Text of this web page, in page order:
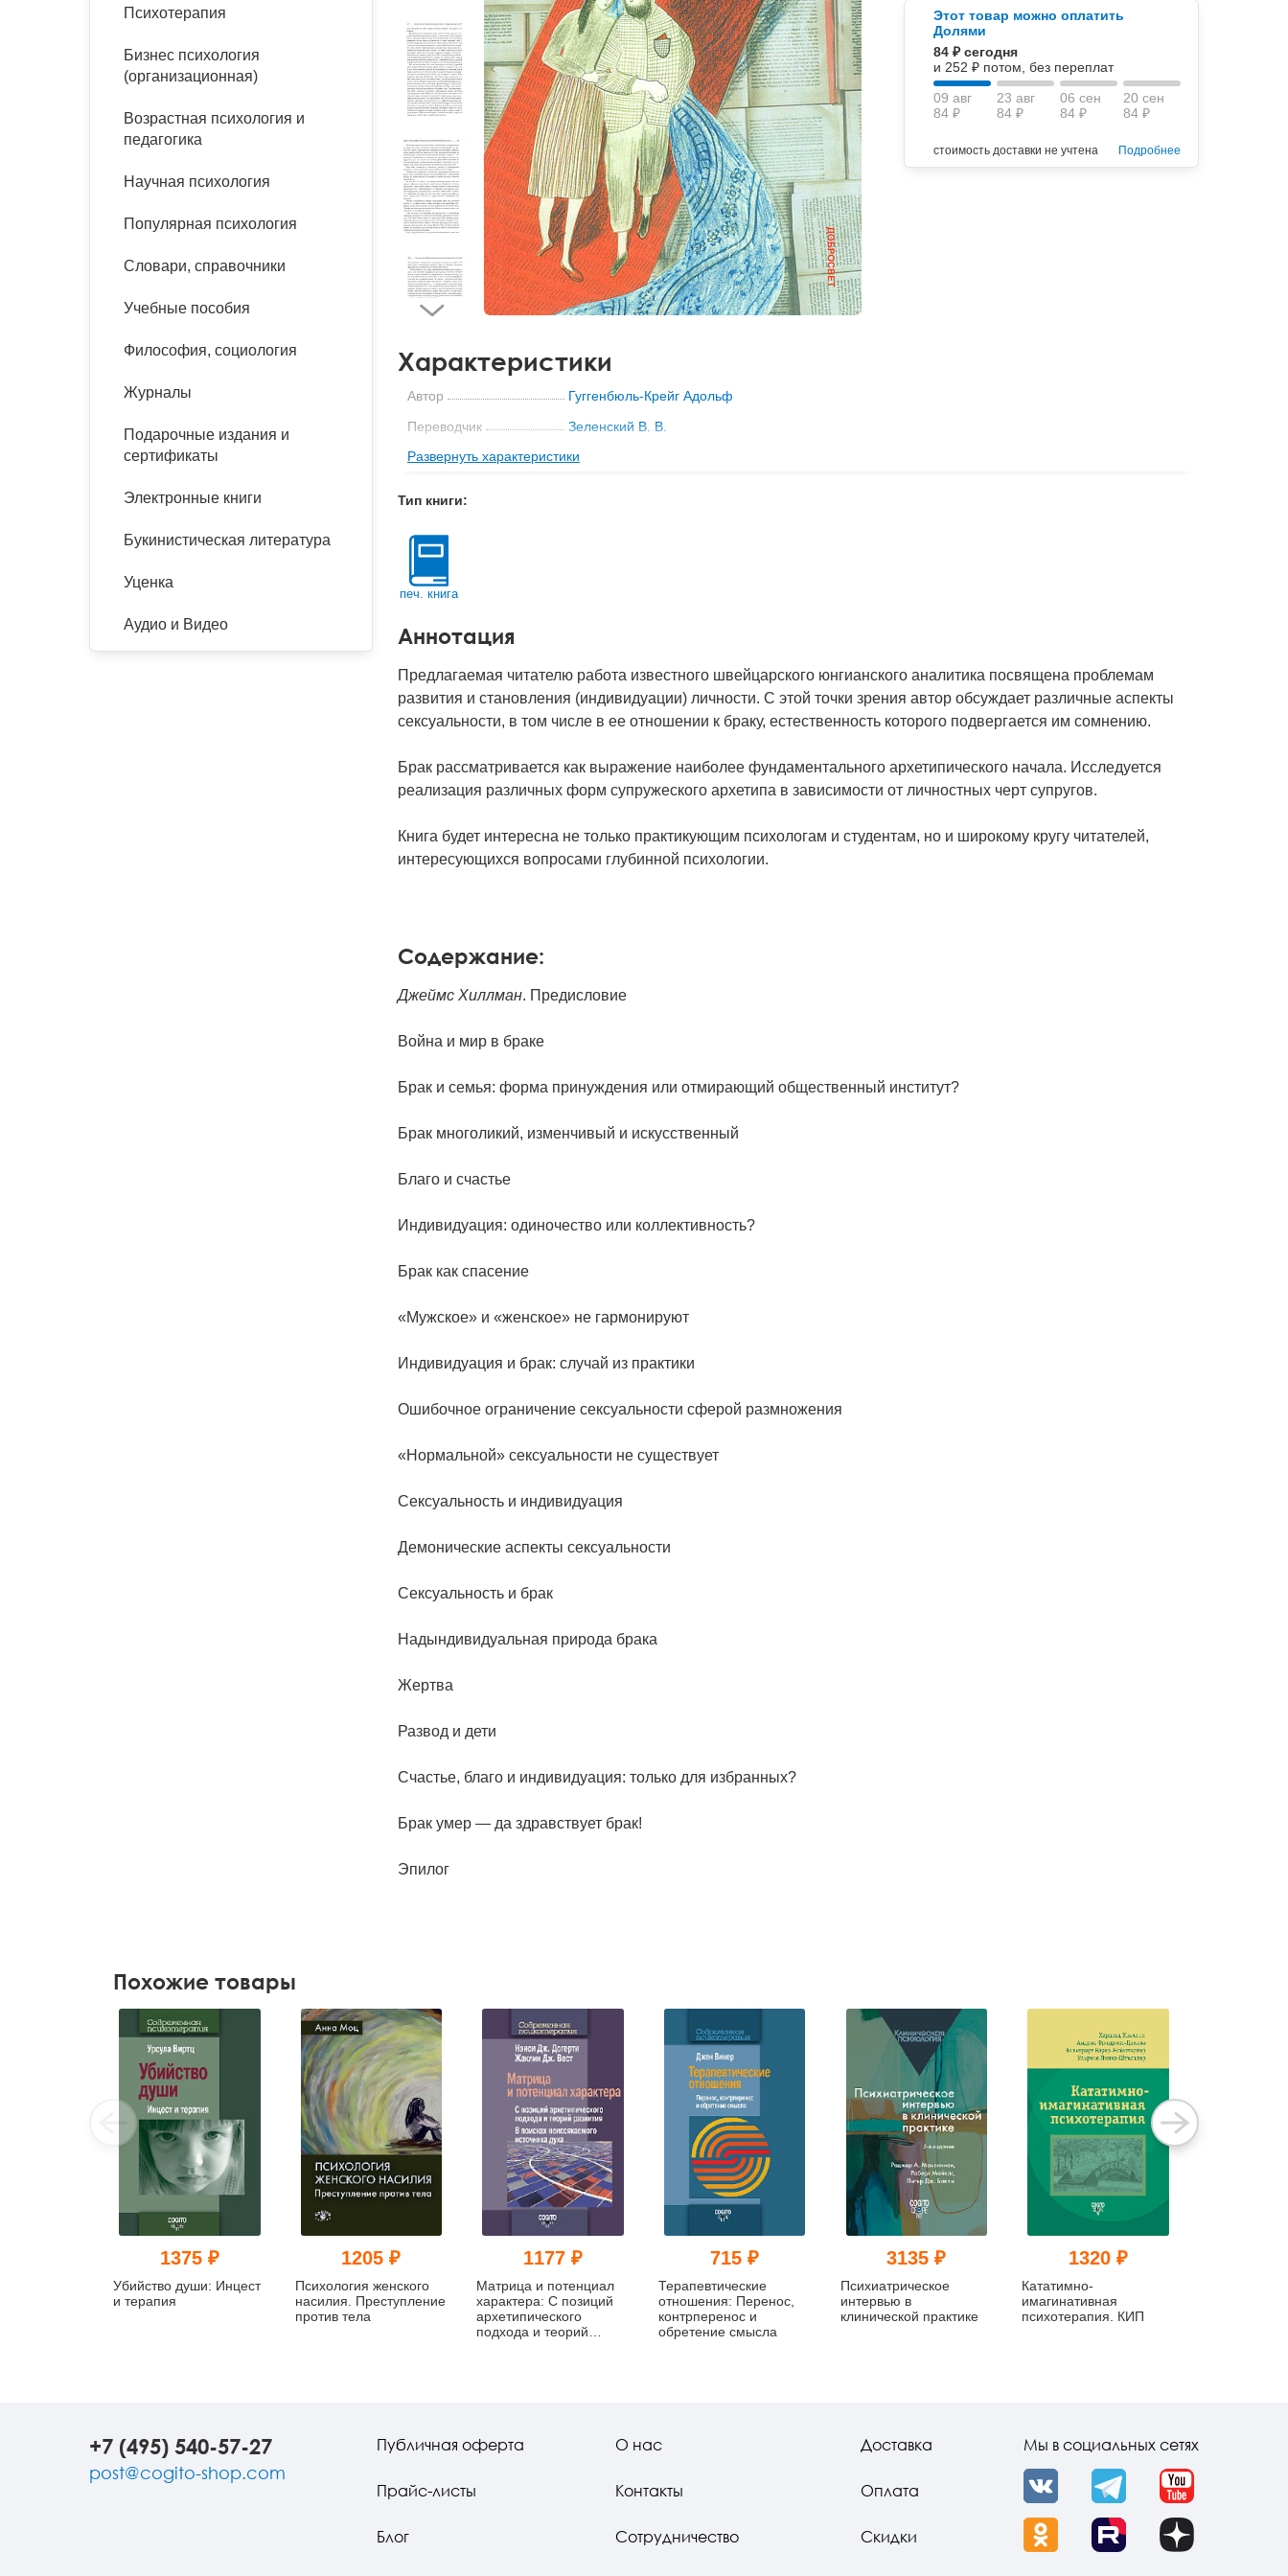
панические атаки
Психодрама
Сказкотерапия
психотерапии
Классический, эриксоновский
эргономика
Социальная психология
Психология развития
организационная психология
психоанализ
Этот товар можно оплатить
Долями
84 ₽ сегодня
и 252 ₽ потом, без переплат
09 авг
84 ₽
23 авг
84 ₽
06 сен
84 ₽
20 сен
84 ₽
стоимость доставки не учтена Подробнее
Характеристики
Автор
Гуггенбюль-Крейг Адольф
Переводчик
Зеленский В. В.
Издательство
Добросвет
Тип обложки
Кол-во стр
ISBN
Код
24895
Развернуть характеристики
Тип книги:
печ. книга
Аннотация
Предлагаемая читателю работа известного швейцарского юнгианского аналитика посвящена проблемам
развития и становления (индивидуации) личности. С этой точки зрения автор обсуждает различные аспекты
сексуальности, в том числе в ее отношении к браку, естественность которого подвергается им сомнению.
Брак рассматривается как выражение наиболее фундаментального архетипического начала. Исследуется
реализация различных форм супружеского архетипа в зависимости от личностных черт супругов.
Книга будет интересна не только практикующим психологам и студентам, но и широкому кругу читателей,
интересующихся вопросами глубинной психологии.
Содержание:
Джеймс Хиллман. Предисловие
Война и мир в браке
Брак и семья: форма принуждения или отмирающий общественный институт?
Брак многоликий, изменчивый и искусственный
Благо и счастье
Индивидуация: одиночество или коллективность?
Брак как спасение
«Мужское» и «женское» не гармонируют
Индивидуация и брак: случай из практики
Ошибочное ограничение сексуальности сферой размножения
«Нормальной» сексуальности не существует
Сексуальность и индивидуация
Демонические аспекты сексуальности
Сексуальность и брак
Надындивидуальная природа брака
Жертва
Развод и дети
Счастье, благо и индивидуация: только для избранных?
Брак умер — да здравствует брак!
Эпилог
Психотерапия
Бизнес психология
(организационная)
Возрастная психология и
педагогика
Научная психология
Популярная психология
Словари, справочники
Учебные пособия
Философия, социология
Журналы
Подарочные издания и
сертификаты
Электронные книги
Букинистическая литература
Уценка
Аудио и Видео
Похожие товары
1375 ₽
Убийство души: Инцест
и терапия
1205 ₽
Психология женского
насилия. Преступление
против тела
1177 ₽
Матрица и потенциал
характера: С позиций
архетипического
подхода и теорий
715 ₽
Терапевтические
отношения: Перенос,
контрперенос и
обретение смысла
3135 ₽
Психиатрическое
интервью в
клинической практике
1320 ₽
Кататимно-
имагинативная
психотерапия. КИП
+7 (495) 540-57-27
post@cogito-shop.com
Публичная оферта
Прайс-листы
Блог
О нас
Контакты
Сотрудничество
Доставка
Оплата
Скидки
Мы в социальных сетях
VK Telegram YouTube
OK Rutube Dzen